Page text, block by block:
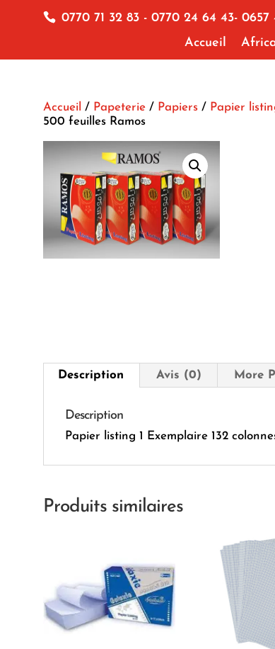
0770 71 32 83 - 0770 24 64 43- 0657
Accueil
Accueil / Papeterie/ Papiers/ Papier
500 feuilles Ramos
Description Avis (0) More
Description
Papier listing 1 Exemplaire 132
Produits similaires